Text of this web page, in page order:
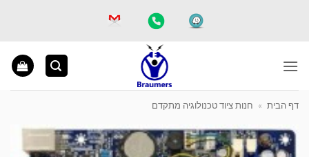
דף הבית » חנות ציוד טכנולוגיה מתקדם